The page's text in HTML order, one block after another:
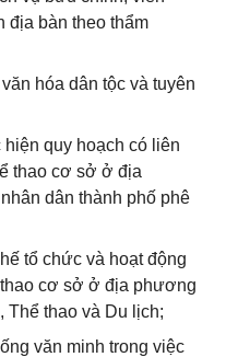
địa bàn theo thẩm
hóa dân tộc và tuyên
quy hoạch có liên
thao cơ sở ở địa
dân thành phố phê
tổ chức và hoạt động
cơ sở ở địa phương
Thể thao và Du lịch;
văn minh trong việc